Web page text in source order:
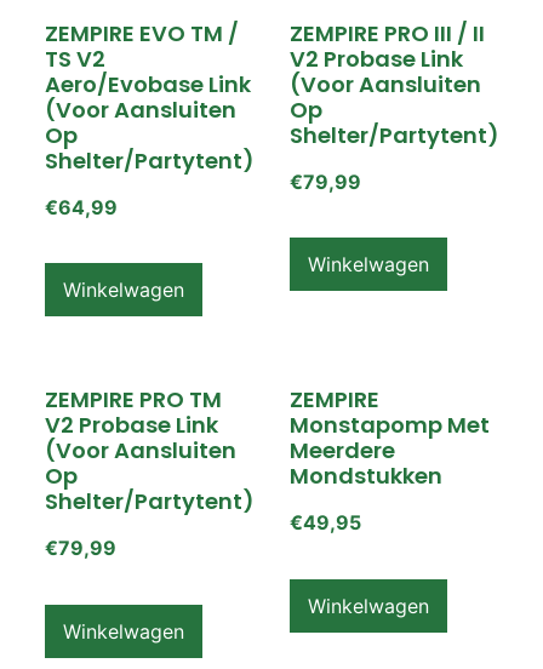
ZEMPIRE EVO TM /
TS V2
Aero/Evobase Link
(voor Aansluiten
Op
Shelter/partytent)
€64,99
Winkelwagen
ZEMPIRE PRO III / II
V2 Probase Link
(voor Aansluiten
Op
Shelter/partytent)
€79,99
Winkelwagen
ZEMPIRE PRO TM
V2 Probase Link
(voor Aansluiten
Op
Shelter/partytent)
€79,99
Winkelwagen
ZEMPIRE
Monstapomp Met
Meerdere
Mondstukken
€49,95
Winkelwagen